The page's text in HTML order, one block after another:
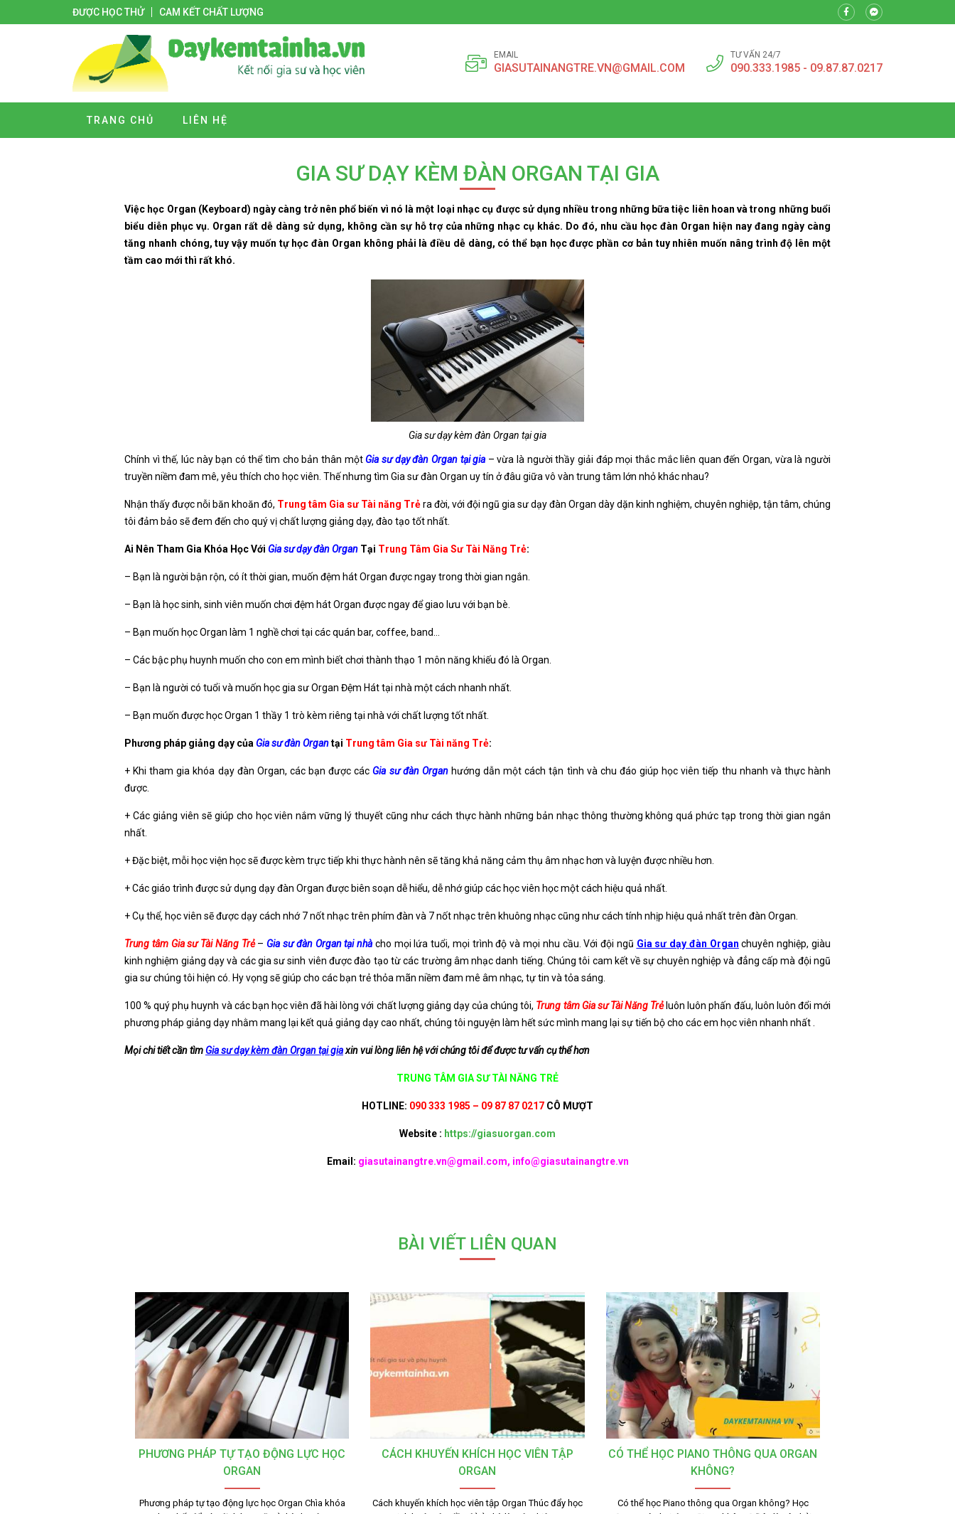
ĐƯỢC HỌC THỬ CAM KẾT CHẤT LƯỢNG
EMAIL
GIASUTAINANGTRE.VN@GMAIL.COM
TƯ VẤN 24/7
090.333.1985 - 09.87.87.0217
TRANG CHỦ LIÊN HỆ
GIA SƯ DẠY KÈM ĐÀN ORGAN TẠI GIA
Việc học Organ (Keyboard) ngày càng trở nên phổ biến vì nó là một loại nhạc cụ được sử dụng nhiều trong những bữa tiệc liên hoan và trong những buổi
biểu diễn phục vụ. Organ rất dễ dàng sử dụng, không cần sự hỗ trợ của những nhạc cụ khác. Do đó, nhu cầu học đàn Organ hiện nay đang ngày càng
tăng nhanh chóng, tuy vậy muốn tự học đàn Organ không phải là điều dễ dàng, có thể bạn học được phần cơ bản tuy nhiên muốn nâng trình độ lên một
tầm cao mới thì rất khó.
Gia sư dạy kèm đàn Organ tại gia
Chính vì thế, lúc này bạn có thể tìm cho bản thân một Gia sư dạy đàn Organ tại gia – vừa là người thầy giải đáp mọi thắc mắc liên quan đến Organ, vừa là người
truyền niềm đam mê, yêu thích cho học viên. Thế nhưng tìm Gia sư đàn Organ uy tín ở đâu giữa vô vàn trung tâm lớn nhỏ khác nhau?
Nhận thấy được nỗi băn khoăn đó, Trung tâm Gia sư Tài năng Trẻra đời, với đội ngũ gia sư dạy đàn Organ dày dặn kinh nghiệm, chuyên nghiệp, tận tâm, chúng
tôi đảm bảo sẽ đem đến cho quý vị chất lượng giảng dạy, đào tạo tốt nhất.
Ai Nên Tham Gia Khóa Học Với Gia sư dạy đàn Organ Tại Trung Tâm Gia Sư Tài Năng Trẻ:
– Bạn là người bận rộn, có ít thời gian, muốn đệm hát Organ được ngay trong thời gian ngắn.
– Bạn là học sinh, sinh viên muốn chơi đệm hát Organ được ngay để giao lưu với bạn bè.
– Bạn muốn học Organ làm 1 nghề chơi tại các quán bar, coffee, band…
– Các bậc phụ huynh muốn cho con em mình biết chơi thành thạo 1 môn năng khiếu đó là Organ.
– Bạn là người có tuổi và muốn học gia sư Organ Đệm Hát tại nhà một cách nhanh nhất.
– Bạn muốn được học Organ 1 thầy 1 trò kèm riêng tại nhà với chất lượng tốt nhất.
Phương pháp giảng dạy của Gia sư đàn Organtại Trung tâm Gia sư Tài năng Trẻ:
+ Khi tham gia khóa dạy đàn Organ, các bạn được các Gia sư đàn Organhướng dẫn một cách tận tình và chu đáo giúp học viên tiếp thu nhanh và thực hành
được.
+ Các giảng viên sẽ giúp cho học viên nắm vững lý thuyết cũng như cách thực hành những bản nhạc thông thường không quá phức tạp trong thời gian ngắn
nhất.
+ Đặc biệt, mỗi học viện học sẽ được kèm trực tiếp khi thực hành nên sẽ tăng khả năng cảm thụ âm nhạc hơn và luyện được nhiều hơn.
+ Các giáo trình được sử dụng dạy đàn Organ được biên soạn dễ hiểu, dễ nhớ giúp các học viên học một cách hiệu quả nhất.
+ Cụ thể, học viên sẽ được dạy cách nhớ 7 nốt nhạc trên phím đàn và 7 nốt nhạc trên khuông nhạc cũng như cách tính nhịp hiệu quả nhất trên đàn Organ.
Trung tâm Gia sư Tài Năng Trẻ– Gia sư đàn Organ tại nhà cho mọi lứa tuổi, mọi trình độ và mọi nhu cầu. Với đội ngũ Gia sư dạy đàn Organ chuyên nghiệp, giàu
kinh nghiệm giảng dạy và các gia sư sinh viên được đào tạo từ các trường âm nhạc danh tiếng. Chúng tôi cam kết về sự chuyên nghiệp và đẳng cấp mà đội ngũ
gia sư chúng tôi hiện có. Hy vọng sẽ giúp cho các bạn trẻ thỏa mãn niềm đam mê âm nhạc, tự tin và tỏa sáng.
100 % quý phụ huynh và các bạn học viên đã hài lòng với chất lượng giảng dạy của chúng tôi, Trung tâm Gia sư Tài Năng Trẻ luôn luôn phấn đấu, luôn luôn đổi mới
phương pháp giảng dạy nhằm mang lại kết quả giảng dạy cao nhất, chúng tôi nguyện làm hết sức mình mang lại sự tiến bộ cho các em học viên nhanh nhất .
Mọi chi tiết cần tìm Gia sư dạy kèm đàn Organ tại giaxin vui lòng liên hệ với chúng tôi để được tư vấn cụ thể hơn
TRUNG TÂM GIA SƯ TÀI NĂNG TRẺ
HOTLINE: 090 333 1985 – 09 87 87 0217 CÔ MƯỢT
Website : https://giasuorgan.com
Email: giasutainangtre.vn@gmail.com, info@giasutainangtre.vn
BÀI VIẾT LIÊN QUAN
PHƯƠNG PHÁP TỰ TẠO ĐỘNG LỰC HỌC
ORGAN
Phương pháp tự tạo động lực học Organ Chìa khóa
CÁCH KHUYẾN KHÍCH HỌC VIÊN TẬP
ORGAN
Cách khuyến khích học viên tập Organ Thúc đẩy học
CÓ THỂ HỌC PIANO THÔNG QUA ORGAN
KHÔNG?
Có thể học Piano thông qua Organ không? Học